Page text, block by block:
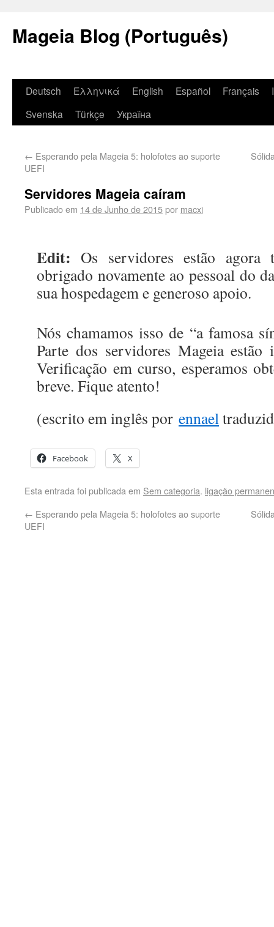
Mageia Blog (Português)
Deutsch Ελληνικά English Español Français
Svenska
Türkçe Україна
← Esperando pela Mageia 5: holofotes ao suporte
UEFI
Servidores Mageia caíram
Publicado em 14 de Junho de 2015por macxi
Edit: Os servidores estão
obrigado novamente ao pessoal do
sua hospedagem e generoso apoio.
Nós chamamos isso de “a famosa
Parte dos servidores Mageia estão
Verificação em curso, esperamos
breve. Fique atento!
(escrito em inglês por ennael
Facebook X
Esta entrada foi publicada em Sem categoria. ligação
← Esperando pela Mageia 5: holofotes ao suporte
UEFI